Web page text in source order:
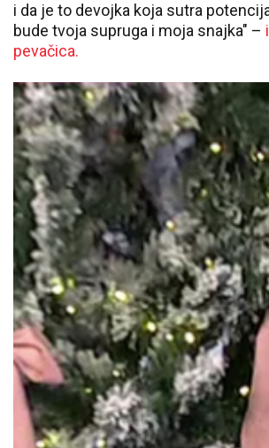
i da je to devojka koja sutra
bude tvoja supruga i moja snajka" –
pevačica.